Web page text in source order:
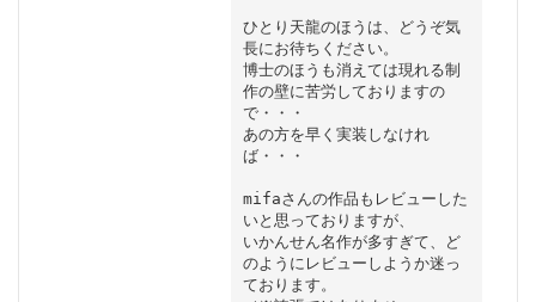
ひとり天龍のほうは、どうぞ気
長にお待ちください。
博士のほうも消えては現れる制
作の壁に苦労しておりますの
で・・・
あの方を早く実装しなけれ
ば・・・
mifaさんの作品もレビューした
いと思っておりますが、
いかんせん名作が多すぎて、ど
のようにレビューしようか迷っ
ております。